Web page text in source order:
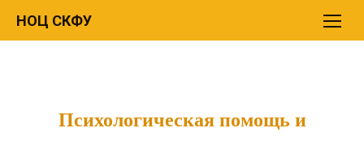
НОЦ СКФУ
Психологическая помощь и